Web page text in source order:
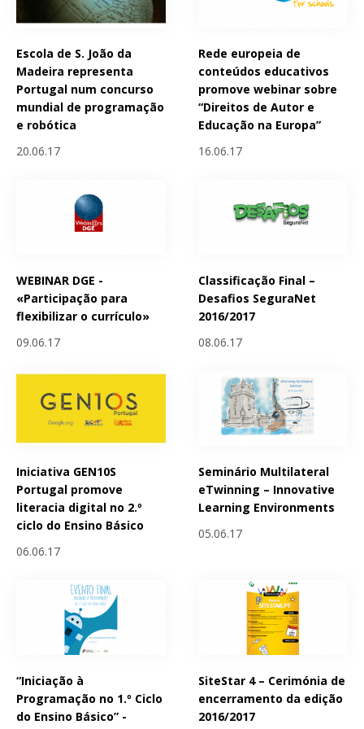
Escola de S. João da
Madeira representa
Portugal num concurso
mundial de programação
e robótica
20.06.17
Rede europeia de
conteúdos educativos
promove webinar sobre
“Direitos de Autor e
Educação na Europa”
16.06.17
WEBINAR DGE -
«Participação para
flexibilizar o currículo»
09.06.17
Classificação Final –
Desafios SeguraNet
2016/2017
08.06.17
Iniciativa GEN10S
Portugal promove
literacia digital no 2.º
ciclo do Ensino Básico
06.06.17
Seminário Multilateral
eTwinning – Innovative
Learning Environments
05.06.17
“Iniciação à
Programação no 1.º Ciclo
do Ensino Básico” -
SiteStar 4 – Cerimónia de
encerramento da edição
2016/2017